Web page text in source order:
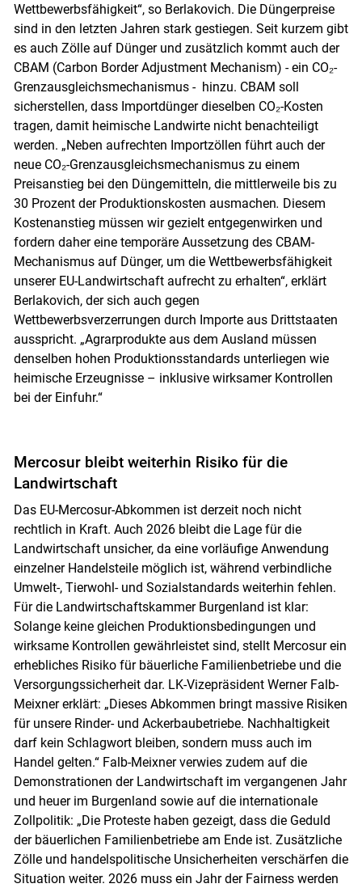
Skip to main content
Wettbewerbsfähigkeit“, so Berlakovich. Die Düngerpreise
sind in den letzten Jahren stark gestiegen. Seit kurzem gibt
es auch Zölle auf Dünger und zusätzlich kommt auch der
CBAM (Carbon Border Adjustment Mechanism) - ein CO₂-
Grenzausgleichsmechanismus - hinzu. CBAM soll
sicherstellen, dass Importdünger dieselben CO₂-Kosten
tragen, damit heimische Landwirte nicht benachteiligt
werden. „Neben aufrechten Importzöllen führt auch der
neue CO₂-Grenzausgleichsmechanismus zu einem
Preisanstieg bei den Düngemitteln, die mittlerweile bis zu
30 Prozent der Produktionskosten ausmachen. Diesem
Kostenanstieg müssen wir gezielt entgegenwirken und
fordern daher eine temporäre Aussetzung des CBAM-
Mechanismus auf Dünger, um die Wettbewerbsfähigkeit
unserer EU-Landwirtschaft aufrecht zu erhalten“, erklärt
Berlakovich, der sich auch gegen
Wettbewerbsverzerrungen durch Importe aus Drittstaaten
ausspricht. „Agrarprodukte aus dem Ausland müssen
denselben hohen Produktionsstandards unterliegen wie
heimische Erzeugnisse – inklusive wirksamer Kontrollen
bei der Einfuhr.“
Mercosur bleibt weiterhin Risiko für die
Landwirtschaft
Das EU-Mercosur-Abkommen ist derzeit noch nicht
rechtlich in Kraft. Auch 2026 bleibt die Lage für die
Landwirtschaft unsicher, da eine vorläufige Anwendung
einzelner Handelsteile möglich ist, während verbindliche
Umwelt-, Tierwohl- und Sozialstandards weiterhin fehlen.
Für die Landwirtschaftskammer Burgenland ist klar:
Solange keine gleichen Produktionsbedingungen und
wirksame Kontrollen gewährleistet sind, stellt Mercosur ein
erhebliches Risiko für bäuerliche Familienbetriebe und die
Versorgungssicherheit dar. LK-Vizepräsident Werner Falb-
Meixner erklärt: „Dieses Abkommen bringt massive Risiken
für unsere Rinder- und Ackerbaubetriebe. Nachhaltigkeit
darf kein Schlagwort bleiben, sondern muss auch im
Handel gelten.“ Falb-Meixner verwies zudem auf die
Demonstrationen der Landwirtschaft im vergangenen Jahr
und heuer im Burgenland sowie auf die internationale
Zollpolitik: „Die Proteste haben gezeigt, dass die Geduld
der bäuerlichen Familienbetriebe am Ende ist. Zusätzliche
Zölle und handelspolitische Unsicherheiten verschärfen die
Situation weiter. 2026 muss ein Jahr der Fairness werden